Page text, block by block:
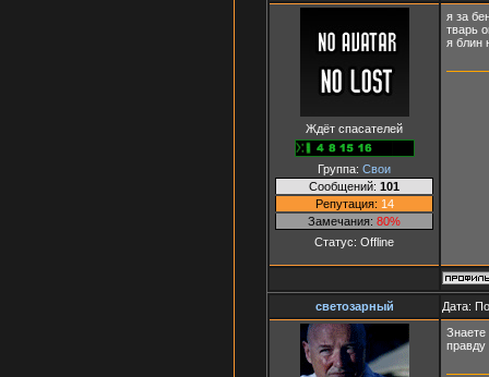
Ждёт спасателей
Группа: Свои
Сообщений: 101
Репутация: 14
Замечания: 80%
Статус: Offline
я за
тварь
я блин
светозарный Дата:
правду